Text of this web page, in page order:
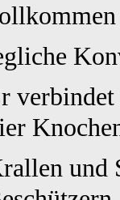
verbindet
und